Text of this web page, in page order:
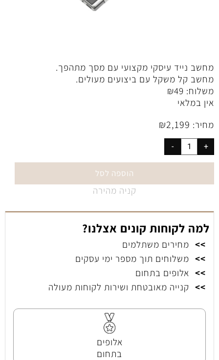
מחשב נייד עיסקי מקצועי עם מסך מתהפך.
מחשב קל משקל עם ביצועים מעולים.
משלוח:
₪49
אין במלאי
מחיר:
₪2,199
הוספה לסל
קניה מהירה
למה לקוחות קונים אצלנו?
>> מחירים משתלמים
>> משלוחים תוך מספר ימי עסקים
>> אלופים בתחום
>> קנייה מאובטחת ושירות לקוחות מעולה
אלופים
בתחום